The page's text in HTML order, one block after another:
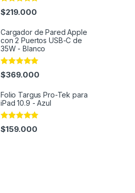
Rated 4.95
out of 5
$219.000
Cargador de Pared Apple
con 2 Puertos USB-C de
35W - Blanco
Rated4.97
out of 5
$369.000
Folio Targus Pro-Tek para
iPad 10.9 - Azul
Rated 5.00
out of 5
$159.000